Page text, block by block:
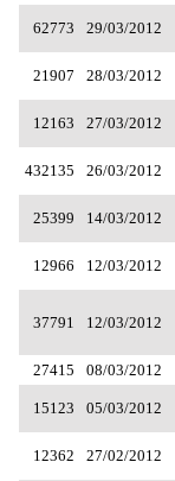
29/03/2012
62773
28/03/2012
21907
27/03/2012
12163
26/03/2012
432135
14/03/2012
25399
12/03/2012
12966
12/03/2012
37791
08/03/2012
27415
05/03/2012
15123
27/02/2012
12362